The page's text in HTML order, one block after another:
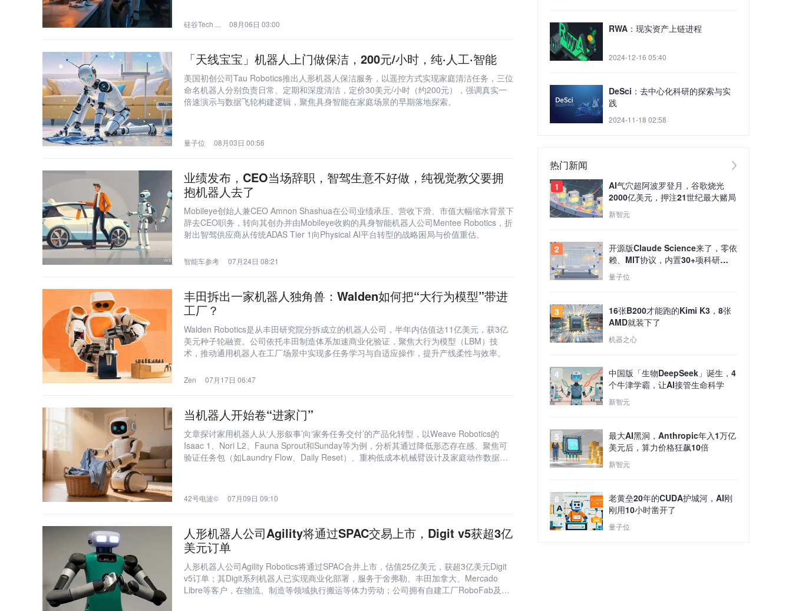
硅谷Tech ... 08月06日 03:00
「天线宝宝」机器人上门做保洁，200元/小时，纯·人工·智能
美国初创公司Tau Robotics推出人形机器人保洁服务，以遥控方式实现家庭清洁任务，三位
命名机器人分别负责日常、定期和深度清洁，定价30美元/小时（约200元），强调真实一
倍速演示与数据飞轮构建逻辑，聚焦具身智能在家庭场景的早期落地探索。
量子位 08月03日 00:56
业绩发布，CEO当场辞职，智驾生意不好做，纯视觉教父要拥
抱机器人去了
Mobileye创始人兼CEO Amnon Shashua在公司业绩承压、营收下滑、市值大幅缩水背景下
辞去CEO职务，转向其创办并由Mobileye收购的具身智能机器人公司Mentee Robotics，折
射出智驾供应商从传统ADAS Tier 1向Physical AI平台转型的战略困局与价值重估。
智能车参考 07月24日 08:21
丰田拆出一家机器人独角兽：Walden如何把“大行为模型”带进
工厂？
Walden Robotics是从丰田研究院分拆成立的机器人公司，半年内估值达11亿美元，获3亿
美元种子轮融资。公司依托丰田制造体系加速商业化验证，聚焦大行为模型（LBM）技
术，推动通用机器人在工厂场景中实现多任务学习与自适应操作，提升产线柔性与效率。
Zen 07月17日 06:47
当机器人开始卷“进家门”
文章探讨家用机器人从‘人形叙事’向‘家务任务交付’的产品化转型，以Weave Robotics的
Isaac 1、Nori L2、Fauna Sprout和Sunday等为例，分析其通过降低形态存在感、聚焦可
验证任务包（如Laundry Flow、Daily Reset）、重构低成本机械臂设计及家庭动作数据采
42号电波© 07月09日 09:10
人形机器人公司Agility将通过SPAC交易上市，Digit v5获超3亿
美元订单
人形机器人公司Agility Robotics将通过SPAC合并上市，估值25亿美元，获超3亿美元Digit
v5订单；其Digit系列机器人已实现商业化部署，服务于舍弗勒、丰田加拿大、Mercado
Libre等客户，在物流、制造等领域执行搬运等体力劳动；公司拥有自建工厂RoboFab及云
RWA：现实资产上链进程
2024-12-16 05:40
DeSci：去中心化科研的探索与实
践
2024-11-18 02:58
热门新闻
1
AI气穴超阿波罗登月，谷歌烧光
2000亿美元，押注21世纪最大赌局
新智元
2
开源版Claude Science来了，零依
赖、MIT协议，内置30+项科研
Skills
量子位
3
16张B200才能跑的Kimi K3，8张
AMD就装下了
机器之心
4
中国版「生物DeepSeek」诞生，4
个牛津学霸，让AI接管生命科学
新智元
5
最大AI黑洞，Anthropic年入1万亿
美元后，算力价格狂飙10倍
新智元
6
老黄垒20年的CUDA护城河，AI刚
刚用10小时凿开了
量子位